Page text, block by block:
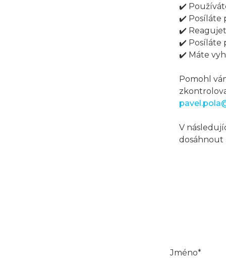
✔️
✔️ Posíláte
✔️
✔️ Posíláte
✔️ Máte
Pomohl
V
dosáhnout
Jméno*